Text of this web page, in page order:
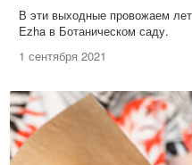
В эти выходные провожаем
Ezha в Ботаническом саду.
1 сентября 2021